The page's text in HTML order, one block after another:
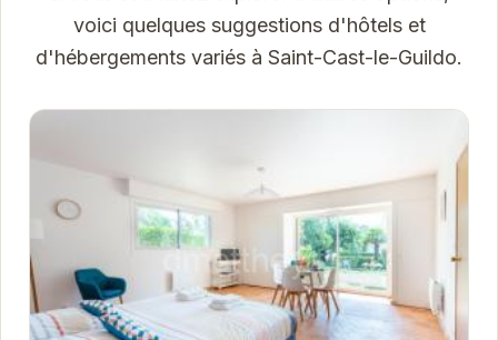
voici quelques suggestions d'hôtels et
d'hébergements variés à Saint-Cast-le-Guildo.